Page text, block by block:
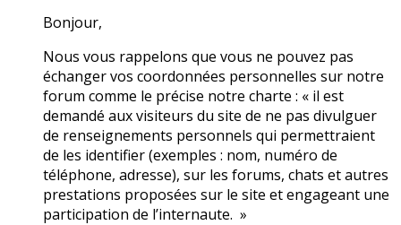
Bonjour,
Nous vous rappelons que vous ne pouvez pas
échanger vos coordonnées personnelles sur notre
forum comme le précise notre charte : « il est
demandé aux visiteurs du site de ne pas divulguer
de renseignements personnels qui permettraient
de les identifier (exemples : nom, numéro de
téléphone, adresse), sur les forums, chats et autres
prestations proposées sur le site et engageant une
participation de l’internaute. »